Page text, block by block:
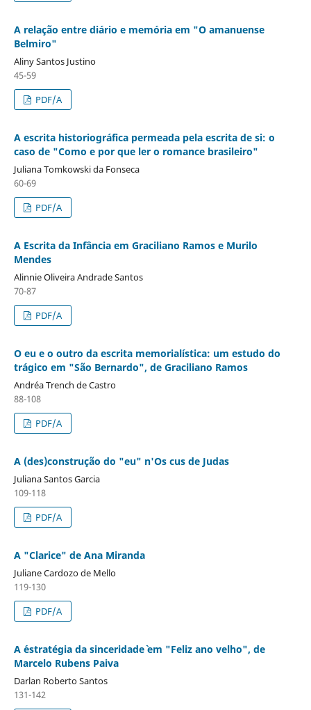
A relação entre diário e memória em "O amanuense
Belmiro"
Aliny Santos Justino
45-59
PDF/A
A escrita historiográfica permeada pela escrita de si: o
caso de "Como e por que ler o romance brasileiro"
Juliana Tomkowski da Fonseca
60-69
PDF/A
A Escrita da Infância em Graciliano Ramos e Murilo
Mendes
Alinnie Oliveira Andrade Santos
70-87
PDF/A
O eu e o outro da escrita memorialística: um estudo do
trágico em "São Bernardo", de Graciliano Ramos
Andréa Trench de Castro
88-108
PDF/A
A (des)construção do "eu" n'Os cus de Judas
Juliana Santos Garcia
109-118
PDF/A
A "Clarice" de Ana Miranda
Juliane Cardozo de Mello
119-130
PDF/A
A ´estratégia da sinceridade` em "Feliz ano velho", de
Marcelo Rubens Paiva
Darlan Roberto Santos
131-142